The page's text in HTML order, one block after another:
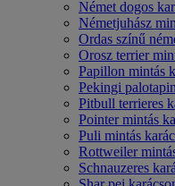
Német dogos
Németjuhász
Ordas színű
Orosz terrier
Papillon mintás
Pekingi
Pitbull terrieres
Pointer mintás
Puli mintás
Rottweiler
Schnauzeres